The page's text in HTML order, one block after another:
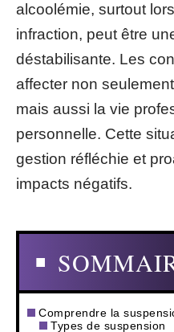
alcoolémie, surtout
infraction, peut être
déstabilisante. Les
affecter non
mais aussi la vie
personnelle. Cette
gestion réfléchie et
impacts négatifs.
Comprendre la
Types de suspension